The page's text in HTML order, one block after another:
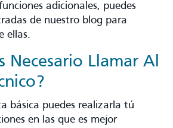
adicionales, puedes
de nuestro blog para
ellas.
Necesario Llamar Al
básica puedes realizarla tú
en las que es mejor